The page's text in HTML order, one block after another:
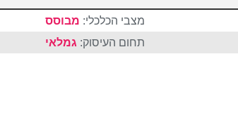
מצבי הכלכלי: מבוסס
תחום העיסוק: גמלאי